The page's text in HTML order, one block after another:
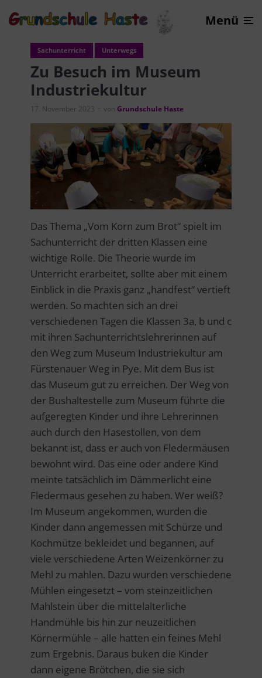
Menü
Sachunterricht Unterwegs
Zu Besuch im Museum
Industriekultur
17. November 2023 von Grundschule Haste
Das Thema „Vom Korn zum Brot“ spielt im
Sachunterricht der dritten Klassen eine
wichtige Rolle. Die Theorie wurde im
Unterricht erarbeitet, sollte aber mit einem
Einblick in die Praxis ganz „handfest“ vertieft
werden. So machten sich an drei
verschiedenen Tagen die Klassen 3a, b und c
mit ihren Sachunterrichtslehrerinnen auf
den Weg zum Museum Industriekultur am
Fürstenauer Weg in Pye. Mit dem Bus ist
das Museum gut zu erreichen. Der Weg von
der Bushaltestelle zum Museum führte die
aufgeregten Kinder und ihre Lehrerinnen
auch durch den Hasestollen, von dem
bekannt ist, dass er auch von Fledermäusen
bewohnt wird. Das eine oder andere Kind
meinte tatsächlich im Dämmerlicht eine
Fledermaus gesehen zu haben. Wer weiß?
Im Museum angekommen, wurden die
Kinder dann angemessen mit Schürze und
Kochmütze bekleidet und begannen, auf
viele verschiedene Arten Weizenkörner zu
Mehl zu mahlen. Dazu wurden verschiedene
Mühlen eingesetzt – vom steinzeitlichen
Mahlstein über die mittelalterliche
Handmühle bis hin zur neuzeitlichen
Körnermühle – alle hatten ein feines Mehl
zum Ergebnis. Daraus buken die Kinder
dann eigene Brötchen, die sie sich